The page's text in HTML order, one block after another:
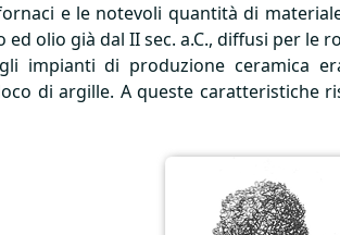
e le notevoli quantità di
olio già dal II sec. a.C., diffusi per
impianti di produzione ceramica
di argille. A queste